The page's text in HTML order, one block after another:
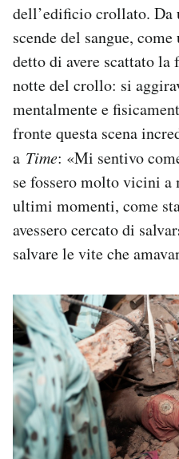
dell’edificio crollato. Da
scende del sangue,
detto di avere scattato
notte del crollo: si
mentalmente e
fronte questa scena
a Time: «Mi sentivo
se fossero molto vicini
ultimi momenti, come
avessero cercato di
salvare le vite che